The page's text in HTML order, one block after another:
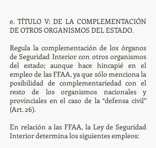
e. TÍTULO V: DE LA COMPLEMENTACIÓN
DE OTROS ORGANISMOS DEL ESTADO.
Regula la complementación de los órganos
de Seguridad Interior con otros organismos
del estado; aunque hace hincapié en el
empleo de las FFAA, ya que sólo menciona la
posibilidad de complementariedad con el
resto de los organismos nacionales y
provinciales en el caso de la “defensa civil”
(Art. 26).
En relación a las FFAA, la Ley de Seguridad
Interior determina los siguientes empleos: